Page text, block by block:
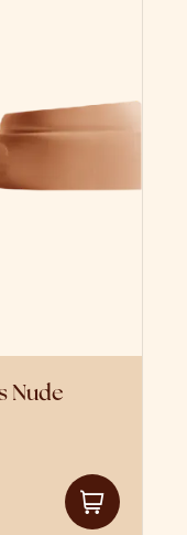
Nude
was: €11,95.
is: €8,95.